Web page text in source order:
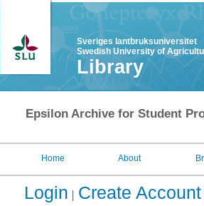
Sveriges lantbruksuniversitet
Swedish University of
Library
Epsilon Archive for Student
Home About
Login Create Account